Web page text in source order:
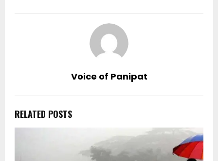
Voice of Panipat
RELATED POSTS